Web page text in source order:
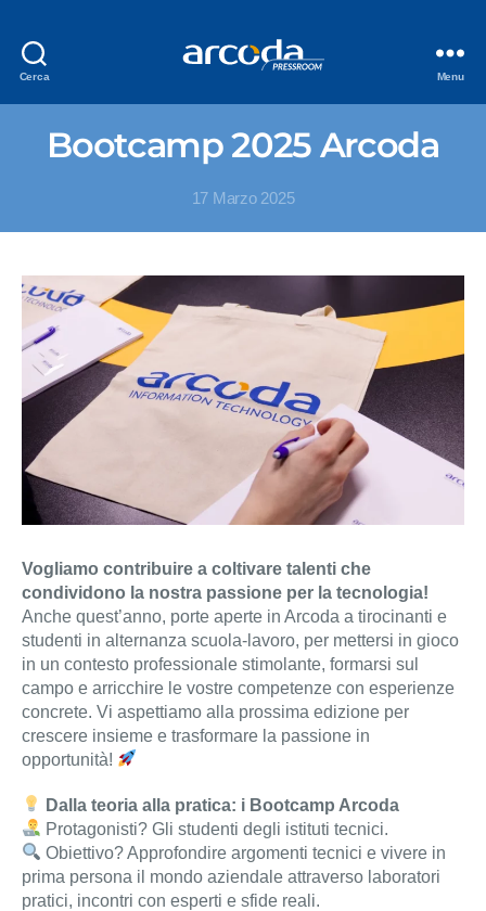
Cerca Menu
Bootcamp 2025 Arcoda
17 Marzo 2025
Vogliamo contribuire a coltivare talenti che
condividono la nostra passione per la tecnologia!
Anche quest’anno, porte aperte in Arcoda a tirocinanti e
studenti in alternanza scuola-lavoro, per mettersi in gioco
in un contesto professionale stimolante, formarsi sul
campo e arricchire le vostre competenze con esperienze
concrete. Vi aspettiamo alla prossima edizione per
crescere insieme e trasformare la passione in
opportunità!
Dalla teoria alla pratica: i Bootcamp Arcoda
Protagonisti? Gli studenti degli istituti tecnici.
Obiettivo? Approfondire argomenti tecnici e vivere in
prima persona il mondo aziendale attraverso laboratori
pratici, incontri con esperti e sfide reali.